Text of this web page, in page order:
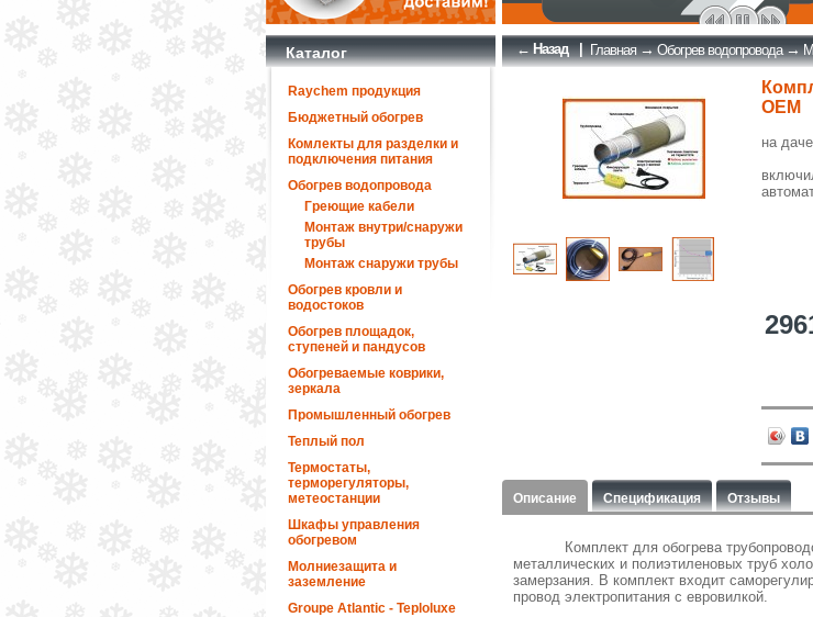
Каталог
Raychem продукция
Бюджетный обогрев
Комлекты для разделки и
подключения питания
Обогрев водопровода
Греющие кабели
Монтаж внутри/снаружи
трубы
Монтаж снаружи трубы
Обогрев кровли и
водостоков
Обогрев площадок,
ступеней и пандусов
Обогреваемые коврики,
зеркала
Промышленный обогрев
Теплый пол
Термостаты,
терморегуляторы,
метеостанции
Шкафы управления
обогревом
Молниезащита и
заземление
Groupe Atlantic - Teploluxe
← Назад | Главная→Обогрев водопровода→
ОЕМ
на
Описание Спецификация Отзывы
Комплект для обогрева
металлических и полиэтиленовых труб
замерзания. В комплект входит
провод электропитания с евровилкой.